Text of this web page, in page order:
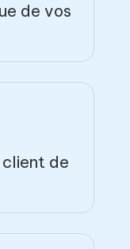
de vos
client de